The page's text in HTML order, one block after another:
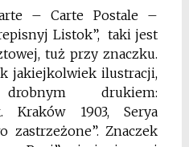
– Carte Postale –
Listok”, taki jest
tuż przy znaczku.
jakiejkolwiek ilustracji,
drukiem:
Kraków 1903, Serya
zastrzeżone”. Znaczek